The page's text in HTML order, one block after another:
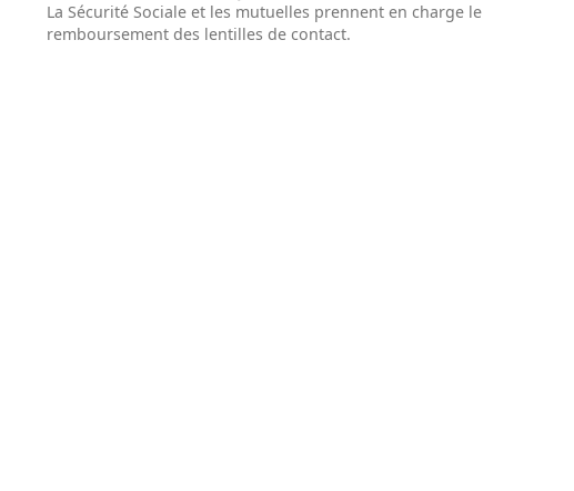
La Sécurité Sociale et les mutuelles prennent en charge le
remboursement des lentilles de contact.